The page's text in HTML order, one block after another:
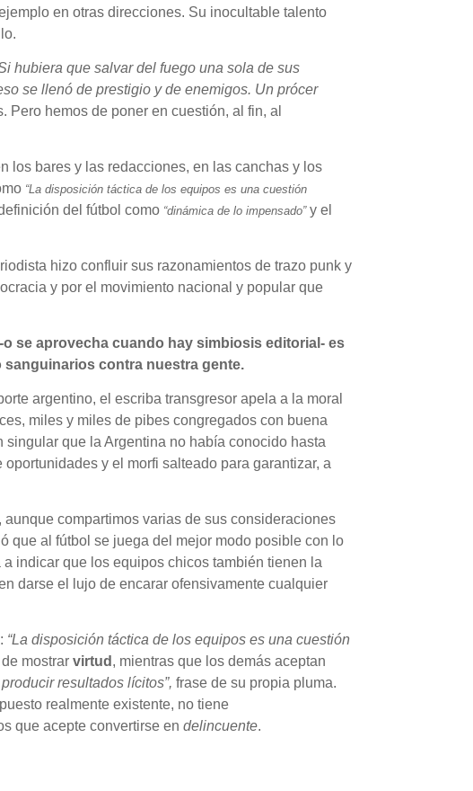
en otras direcciones. Su inocultable talento
hubiera que salvar del fuego una sola de sus
se llenó de prestigio y de enemigos. Un prócer
Pero hemos de poner en cuestión, al fin, al
los bares y las redacciones, en las canchas y los
“La disposición táctica de los equipos es una cuestión
del fútbol como “dinámica de lo impensado”y el
hizo confluir sus razonamientos de trazo punk y
y por el movimiento nacional y popular que
se aprovecha cuando hay simbiosis editorial- es
contra nuestra gente.
argentino, el escriba transgresor apela a la moral
miles y miles de pibes congregados con buena
que la Argentina no había conocido hasta
y el morfi salteado para garantizar, a
aunque compartimos varias de sus consideraciones
que al fútbol se juega del mejor modo posible con lo
indicar que los equipos chicos también tienen la
darse el lujo de encarar ofensivamente cualquier
“La disposición táctica de los equipos es una cuestión
de mostrarvirtud , mientras que los demás aceptan
resultados lícitos”, frase de su propia pluma.
realmente existente, no tiene
que acepte convertirse endelincuente.